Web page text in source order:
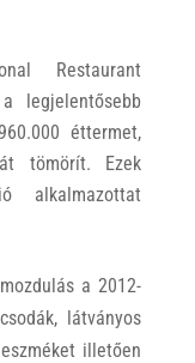
Restaurant
legjelentősebb
éttermet,
tömörít. Ezek
alkalmazottat
a 2012-
látványos
illetően